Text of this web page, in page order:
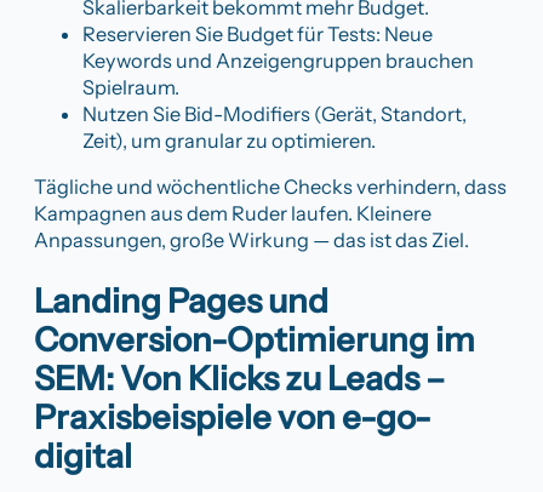
Skalierbarkeit bekommt mehr Budget.
Reservieren Sie Budget für Tests: Neue
Keywords und Anzeigengruppen brauchen
Spielraum.
Nutzen Sie Bid-Modifiers (Gerät, Standort,
Zeit), um granular zu optimieren.
Tägliche und wöchentliche Checks verhindern, dass
Kampagnen aus dem Ruder laufen. Kleinere
Anpassungen, große Wirkung — das ist das Ziel.
Landing Pages und
Conversion-Optimierung im
SEM: Von Klicks zu Leads –
Praxisbeispiele von e-go-
digital